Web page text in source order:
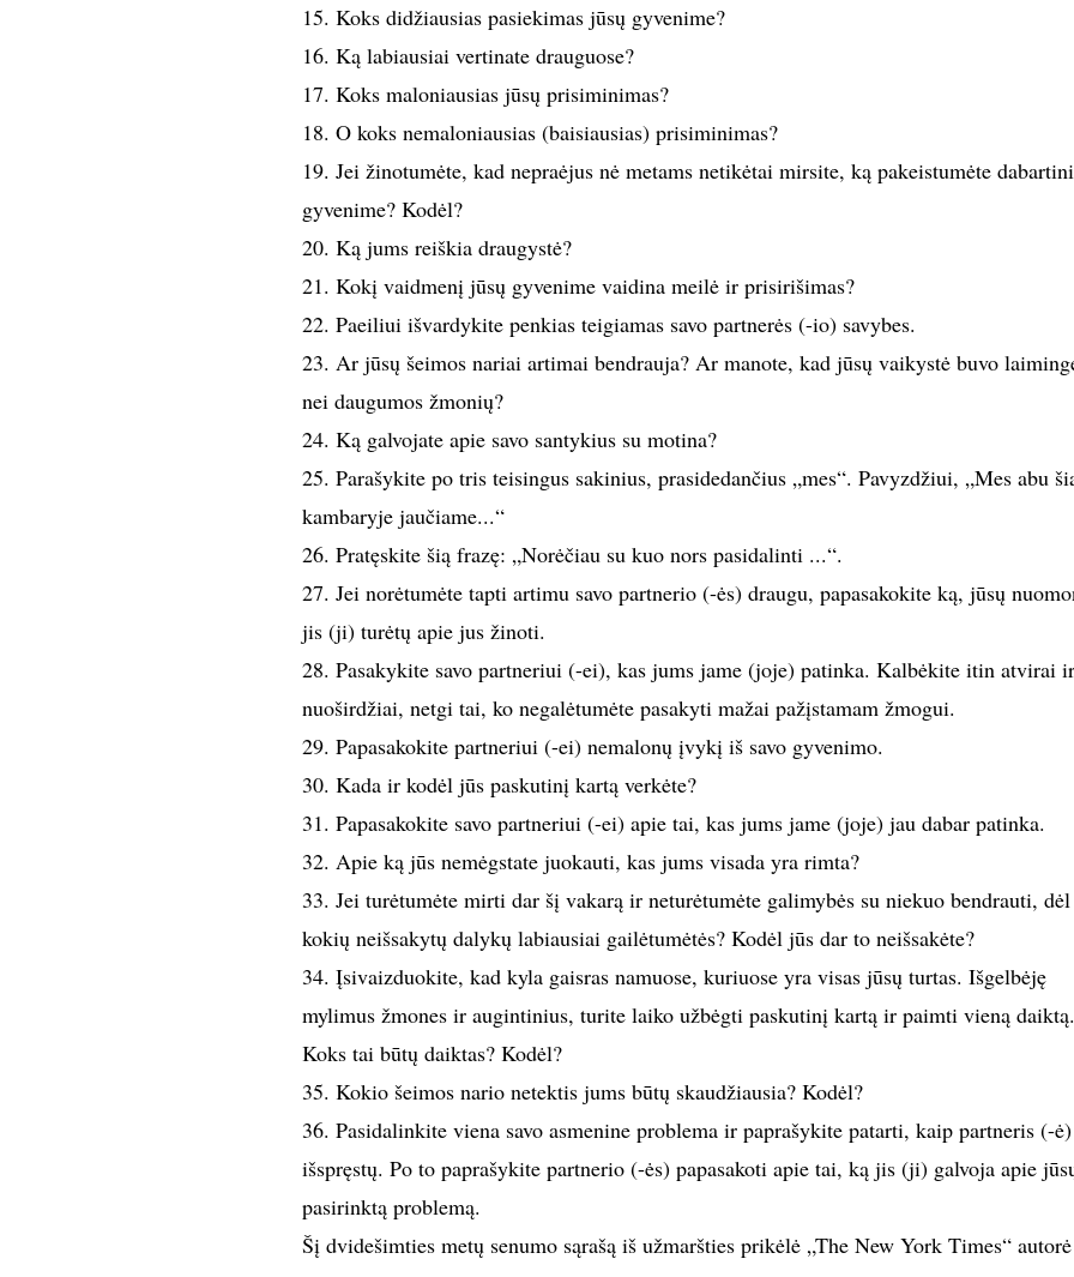
15. Koks didžiausias pasiekimas jūsų gyvenime?
16. Ką labiausiai vertinate drauguose?
17. Koks maloniausias jūsų prisiminimas?
18. O koks nemaloniausias (baisiausias) prisiminimas?
19. Jei žinotumėte, kad nepraėjus nė metams netikėtai mirsite, ką pakeistumėte
gyvenime? Kodėl?
20. Ką jums reiškia draugystė?
21. Kokį vaidmenį jūsų gyvenime vaidina meilė ir prisirišimas?
22. Paeiliui išvardykite penkias teigiamas savo partnerės (-io) savybes.
23. Ar jūsų šeimos nariai artimai bendrauja? Ar manote, kad jūsų vaikystė buvo
nei daugumos žmonių?
24. Ką galvojate apie savo santykius su motina?
25. Parašykite po tris teisingus sakinius, prasidedančius „mes“. Pavyzdžiui, „Mes abu
kambaryje jaučiame...“
26. Pratęskite šią frazę: „Norėčiau su kuo nors pasidalinti ...“.
27. Jei norėtumėte tapti artimu savo partnerio (-ės) draugu, papasakokite ką, jūsų
jis (ji) turėtų apie jus žinoti.
28. Pasakykite savo partneriui (-ei), kas jums jame (joje) patinka. Kalbėkite itin atvirai ir
nuoširdžiai, netgi tai, ko negalėtumėte pasakyti mažai pažįstamam žmogui.
29. Papasakokite partneriui (-ei) nemalonų įvykį iš savo gyvenimo.
30. Kada ir kodėl jūs paskutinį kartą verkėte?
31. Papasakokite savo partneriui (-ei) apie tai, kas jums jame (joje) jau dabar patinka.
32. Apie ką jūs nemėgstate juokauti, kas jums visada yra rimta?
33. Jei turėtumėte mirti dar šį vakarą ir neturėtumėte galimybės su niekuo bendrauti, dėl
kokių neišsakytų dalykų labiausiai gailėtumėtės? Kodėl jūs dar to neišsakėte?
34. Įsivaizduokite, kad kyla gaisras namuose, kuriuose yra visas jūsų turtas. Išgelbėję
mylimus žmones ir augintinius, turite laiko užbėgti paskutinį kartą ir paimti vieną daiktą.
Koks tai būtų daiktas? Kodėl?
35. Kokio šeimos nario netektis jums būtų skaudžiausia? Kodėl?
36. Pasidalinkite viena savo asmenine problema ir paprašykite patarti, kaip partneris (-
išspręstų. Po to paprašykite partnerio (-ės) papasakoti apie tai, ką jis (ji) galvoja apie
pasirinktą problemą.
Šį dvidešimties metų senumo sąrašą iš užmaršties prikėlė „The New York Times“ autorė